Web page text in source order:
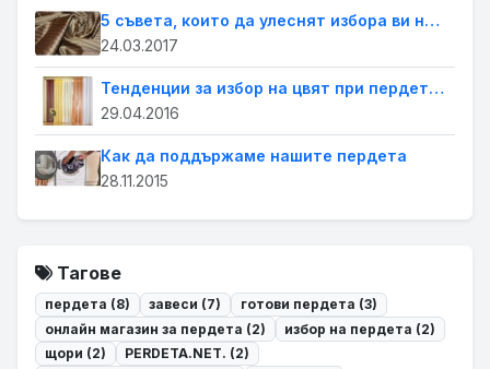
5 съвета, които да улеснят избора ви на пердета за дома
24.03.2017
Тенденции за избор на цвят при пердетата
29.04.2016
Как да поддържаме нашите пердета
28.11.2015
Тагове
пердета (8) завеси (7)
готови пердета (3)
онлайн магазин за пердета (2)
избор на пердета (2)
щори (2)
PERDETA.NET. (2)